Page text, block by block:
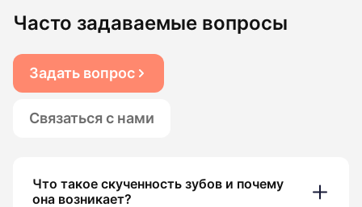
Часто задаваемые вопросы
Задать вопрос
Связаться с нами
Что такое скученность зубов и почему
она возникает?